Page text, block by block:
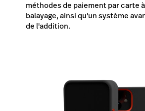
méthodes de paiement par carte
balayage, ainsi qu'un système
de l'addition.